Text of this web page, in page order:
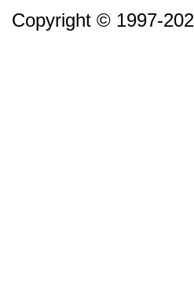
Copyright © 1997-